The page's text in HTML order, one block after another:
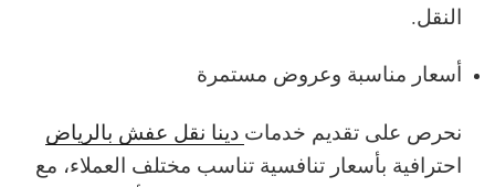
النقل.
أسعار مناسبة وعروض مستمرة
نحرص على تقديم خدمات دينا نقل عفش بالرياض
احترافية بأسعار تنافسية تناسب مختلف العملاء، مع